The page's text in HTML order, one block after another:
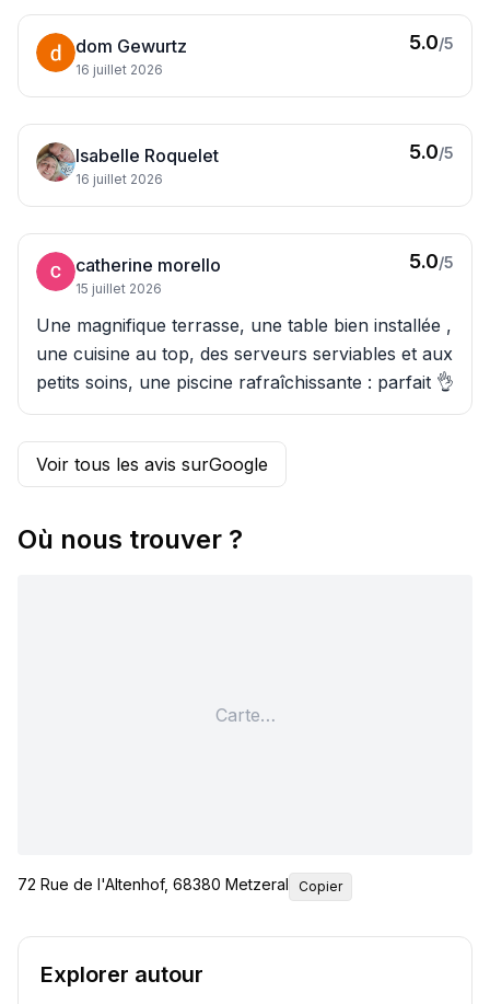
dom Gewurtz
16 juillet 2026
5.0/5
Isabelle Roquelet
16 juillet 2026
5.0/5
catherine morello
15 juillet 2026
5.0/5
Une magnifique terrasse, une table bien installée ,
une cuisine au top, des serveurs serviables et aux
petits soins, une piscine rafraîchissante : parfait 👌
Voir tous les avis surGoogle
Où nous trouver ?
Carte…
72 Rue de l'Altenhof, 68380 Metzeral Copier
Explorer autour